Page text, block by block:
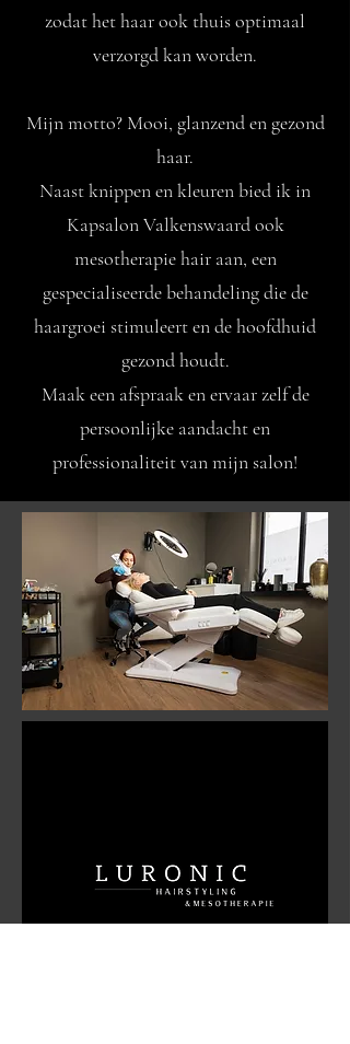
zodat het haar ook thuis optimaal
verzorgd kan worden.
Mijn motto? Mooi, glanzend en gezond
haar.
Naast knippen en kleuren bied ik in
Kapsalon Valkenswaard ook
mesotherapie hair aan, een
gespecialiseerde behandeling die de
haargroei stimuleert en de hoofdhuid
gezond houdt.
Maak een afspraak en ervaar zelf de
persoonlijke aandacht en
professionaliteit van mijn salon!